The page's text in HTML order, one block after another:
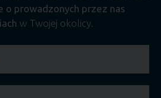
o prowadzonych przez nas
w Twojej okolicy.